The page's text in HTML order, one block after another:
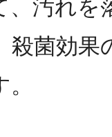
、汚れを
殺菌効果